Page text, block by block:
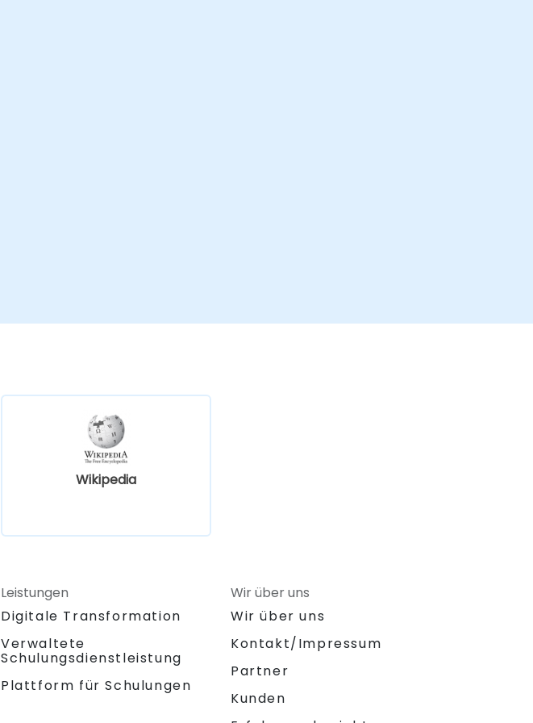
Wikipedia
Leistungen
Digitale Transformation
Verwaltete
Schulungsdienstleistung
Plattform für Schulungen
Wir über uns
Wir über uns
Kontakt/Impressum
Partner
Kunden